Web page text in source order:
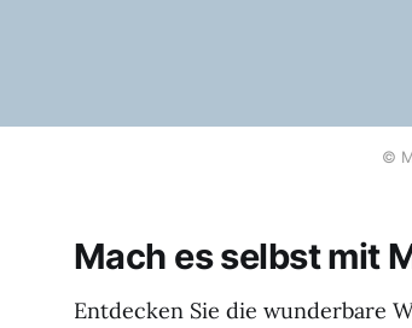
©
Mach es selbst mit
Entdecken Sie die wunderbare